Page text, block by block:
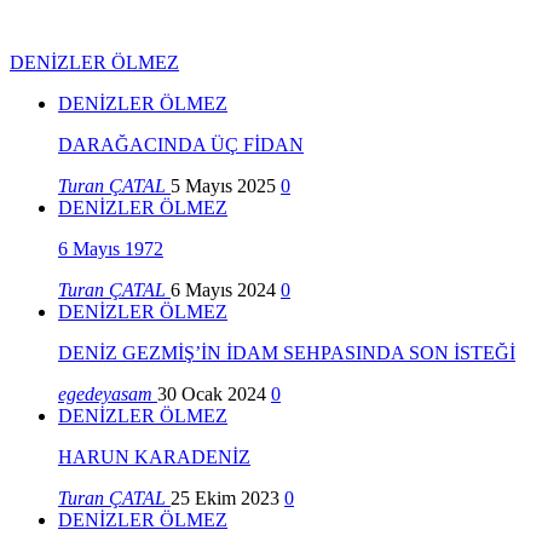
DENİZLER ÖLMEZ
DENİZLER ÖLMEZ
DARAĞACINDA ÜÇ FİDAN
Turan ÇATAL 5 Mayıs 2025 0
DENİZLER ÖLMEZ
6 Mayıs 1972
Turan ÇATAL 6 Mayıs 2024 0
DENİZLER ÖLMEZ
DENİZ GEZMİŞ’İN İDAM SEHPASINDA SON İSTEĞİ
egedeyasam 30 Ocak 2024 0
DENİZLER ÖLMEZ
HARUN KARADENİZ
Turan ÇATAL 25 Ekim 2023 0
DENİZLER ÖLMEZ